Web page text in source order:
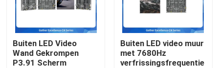
Fabrieksreis
Buiten LED Video
Wand Gekrompen
P3.91 Scherm
Buiten LED video muur
met 7680Hz
verfrissingsfrequentie